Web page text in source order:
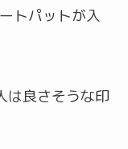
トパットが入
は良さそうな印